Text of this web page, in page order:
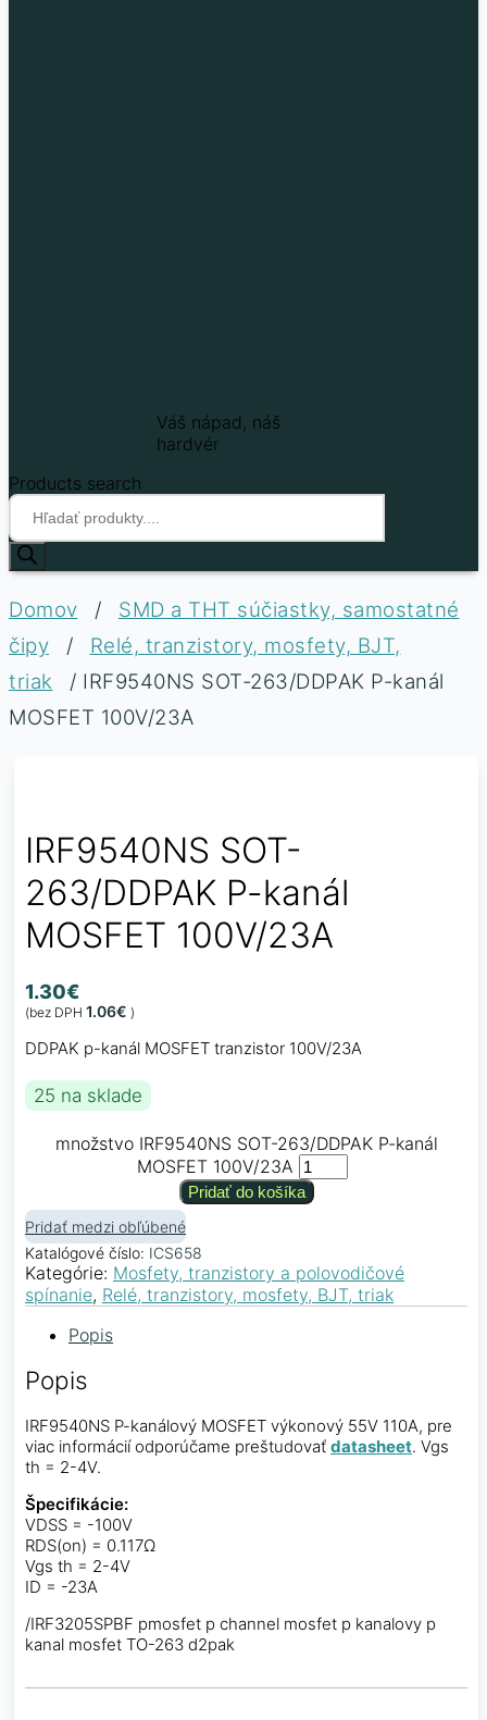
Váš nápad, náš
hardvér
Products search
Domov /
SMD a THT súčiastky, samostatné
čipy
/
Relé, tranzistory, mosfety, BJT,
triak
/ IRF9540NS SOT-263/DDPAK P-kanál
MOSFET 100V/23A
IRF9540NS SOT-
263/DDPAK P-kanál
MOSFET 100V/23A
1.30€
(bez DPH 1.06€ )
DDPAK p-kanál MOSFET tranzistor 100V/23A
25 na sklade
množstvo IRF9540NS SOT-263/DDPAK P-kanál
MOSFET 100V/23A
Pridať do košíka
Pridať medzi obľúbené
Katalógové číslo: ICS658
Kategórie: Mosfety, tranzistory a polovodičové
spínanie, Relé, tranzistory, mosfety, BJT, triak
Popis
Popis
IRF9540NS P-kanálový MOSFET výkonový 55V 110A, pre
viac informácií odporúčame preštudovať datasheet. Vgs
th = 2-4V.
Špecifikácie:
VDSS = -100V
RDS(on) = 0.117Ω
Vgs th = 2-4V
ID = -23A
/IRF3205SPBF pmosfet p channel mosfet p kanalovy p
kanal mosfet TO-263 d2pak